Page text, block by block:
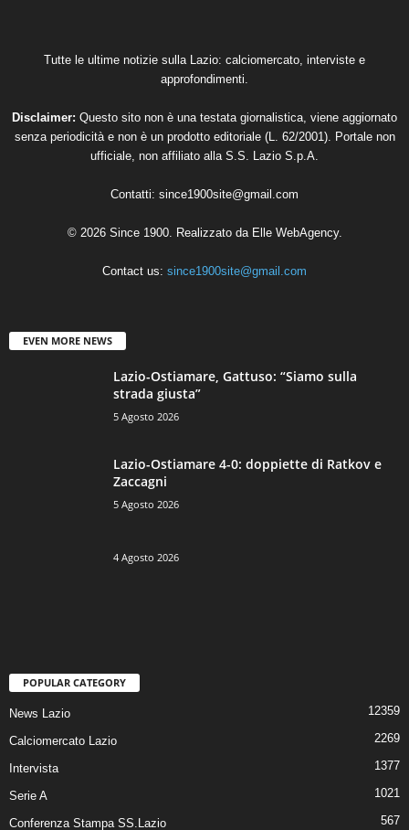
Tutte le ultime notizie sulla Lazio: calciomercato, interviste e
approfondimenti.
Disclaimer: Questo sito non è una testata giornalistica, viene aggiornato
senza periodicità e non è un prodotto editoriale (L. 62/2001). Portale non
ufficiale, non affiliato alla S.S. Lazio S.p.A.
Contatti: since1900site@gmail.com
© 2026 Since 1900. Realizzato da Elle WebAgency.
Contact us: since1900site@gmail.com
EVEN MORE NEWS
Lazio-Ostiamare, Gattuso: “Siamo sulla
strada giusta”
5 Agosto 2026
Lazio-Ostiamare 4-0: doppiette di Ratkov e
Zaccagni
5 Agosto 2026
4 Agosto 2026
POPULAR CATEGORY
News Lazio 12359
Calciomercato Lazio 2269
Intervista 1377
Serie A 1021
Conferenza Stampa SS.Lazio 567